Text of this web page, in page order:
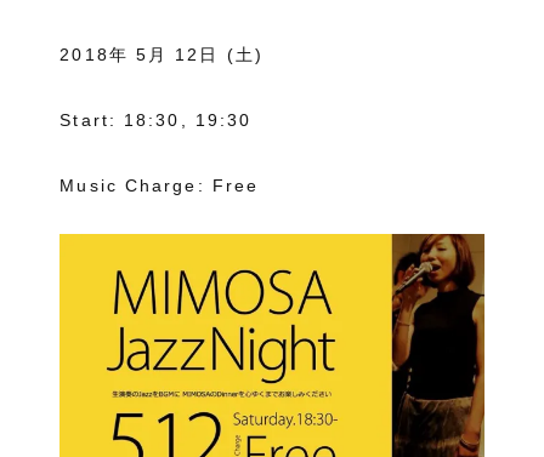
2018年 5月 12日 (土)
Start: 18:30, 19:30
Music Charge: Free